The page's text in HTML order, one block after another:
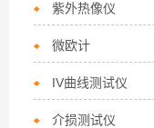
紫外热像仪
微欧计
IV曲线测试仪
介损测试仪